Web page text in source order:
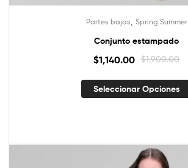
Partes bajas Spring Summer
Conjunto estampado
$1,900.00
$1,140.00
Seleccionar Opciones